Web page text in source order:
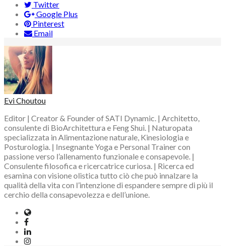
Twitter
Google Plus
Pinterest
Email
Evi Choutou
Editor | Creator & Founder of SATI Dynamic. | Architetto,
consulente di BioArchitettura e Feng Shui. | Naturopata
specializzata in Alimentazione naturale, Kinesiologia e
Posturologia. | Insegnante Yoga e Personal Trainer con
passione verso l’allenamento funzionale e consapevole. |
Consulente filosofica e ricercatrice curiosa. | Ricerca ed
esamina con visione olistica tutto ciò che può innalzare la
qualità della vita con l’intenzione di espandere sempre di più il
cerchio della consapevolezza e dell’unione.
Website
Facebook
LinkedIn
Instagram